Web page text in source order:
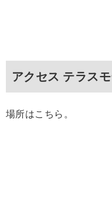
アクセス テラス
場所はこちら。